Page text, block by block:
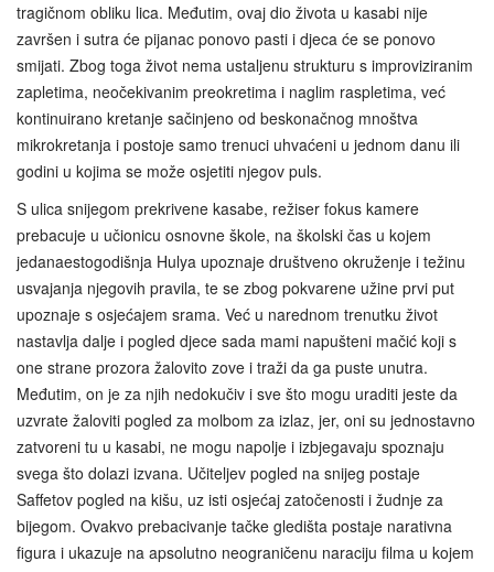
tragičnom obliku lica. Međutim, ovaj dio života u kasabi nije
završen i sutra će pijanac ponovo pasti i djeca će se ponovo
smijati. Zbog toga život nema ustaljenu strukturu s improviziranim
zapletima, neočekivanim preokretima i naglim raspletima, već
kontinuirano kretanje sačinjeno od beskonačnog mnoštva
mikrokretanja i postoje samo trenuci uhvaćeni u jednom danu ili
godini u kojima se može osjetiti njegov puls.
S ulica snijegom prekrivene kasabe, režiser fokus kamere
prebacuje u učionicu osnovne škole, na školski čas u kojem
jedanaestogodišnja Hulya upoznaje društveno okruženje i težinu
usvajanja njegovih pravila, te se zbog pokvarene užine prvi put
upoznaje s osjećajem srama. Već u narednom trenutku život
nastavlja dalje i pogled djece sada mami napušteni mačić koji s
one strane prozora žalovito zove i traži da ga puste unutra.
Međutim, on je za njih nedokučiv i sve što mogu uraditi jeste da
uzvrate žaloviti pogled za molbom za izlaz, jer, oni su jednostavno
zatvoreni tu u kasabi, ne mogu napolje i izbjegavaju spoznaju
svega što dolazi izvana. Učiteljev pogled na snijeg postaje
Saffetov pogled na kišu, uz isti osjećaj zatočenosti i žudnje za
bijegom. Ovakvo prebacivanje tačke gledišta postaje narativna
figura i ukazuje na apsolutno neograničenu naraciju filma u kojem